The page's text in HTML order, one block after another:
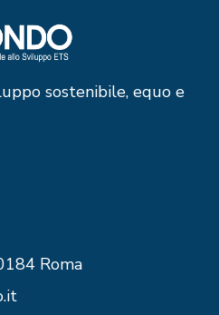
sostenibile, equo e
Roma